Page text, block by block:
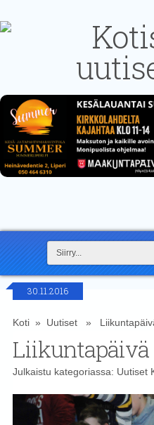
30.11.2016
Koti» Uutiset»
Julkaistu kategoriassa: Uutiset